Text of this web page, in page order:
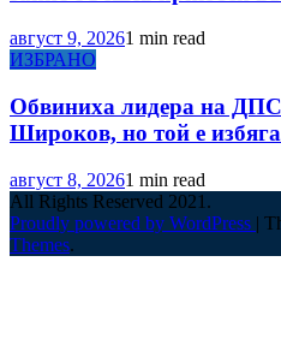
август 9, 20261 min read
ИЗБРАНО
Обвиниха лидера на
Широков, но той е
август 8, 20261 min read
All Rights Reserved 2021.
Proudly powered by WordPress |
Themes.